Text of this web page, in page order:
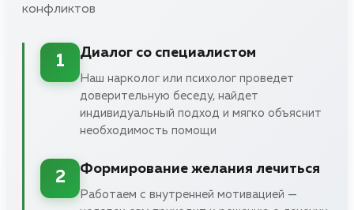
конфликтов
1
Диалог со специалистом
Наш нарколог или психолог проведет
доверительную беседу, найдет
индивидуальный подход и мягко объяснит
необходимость помощи
2
Формирование желания лечиться
Работаем с внутренней мотивацией —